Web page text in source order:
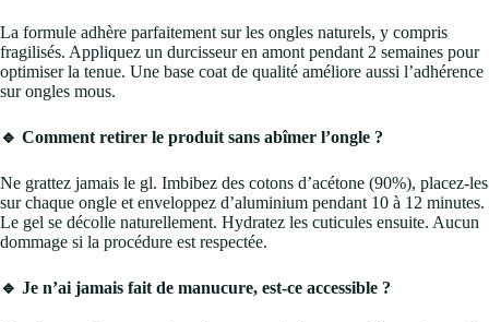
La formule adhère parfaitement sur les ongles naturels, y compris
fragilisés. Appliquez un durcisseur en amont pendant 2 semaines pour
optimiser la tenue. Une base coat de qualité améliore aussi l’adhérence
sur ongles mous.
🔹 Comment retirer le produit sans abîmer l’ongle ?
Ne grattez jamais le gl. Imbibez des cotons d’acétone (90%), placez-les
sur chaque ongle et enveloppez d’aluminium pendant 10 à 12 minutes.
Le gel se décolle naturellement. Hydratez les cuticules ensuite. Aucun
dommage si la procédure est respectée.
🔹 Je n’ai jamais fait de manucure, est-ce accessible ?